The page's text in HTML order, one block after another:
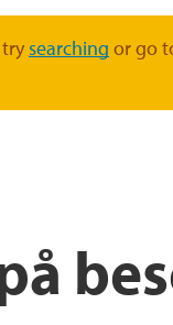
searching or go